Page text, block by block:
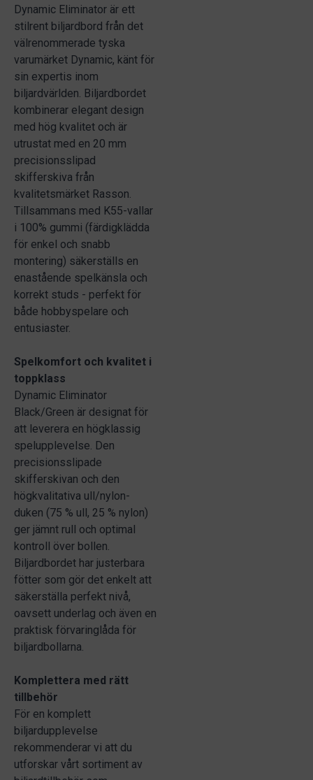
Dynamic Eliminator är ett
stilrent biljardbord från det
välrenommerade tyska
varumärket Dynamic, känt för
sin expertis inom
biljardvärlden. Biljardbordet
kombinerar elegant design
med hög kvalitet och är
utrustat med en 20 mm
precisionsslipad
skifferskiva från
kvalitetsmärket Rasson.
Tillsammans med K55-vallar
i 100% gummi (färdigklädda
för enkel och snabb
montering) säkerställs en
enastående spelkänsla och
korrekt studs - perfekt för
både hobbyspelare och
entusiaster.
Spelkomfort och kvalitet i
toppklass
Dynamic Eliminator
Black/Green är designat för
att leverera en högklassig
spelupplevelse. Den
precisionsslipade
skifferskivan och den
högkvalitativa ull/nylon-
duken (75 % ull, 25 % nylon)
ger jämnt rull och optimal
kontroll över bollen.
Biljardbordet har justerbara
fötter som gör det enkelt att
säkerställa perfekt nivå,
oavsett underlag och även en
praktisk förvaringlåda för
biljardbollarna.
Komplettera med rätt
tillbehör
För en komplett
biljardupplevelse
rekommenderar vi att du
utforskar vårt sortiment av